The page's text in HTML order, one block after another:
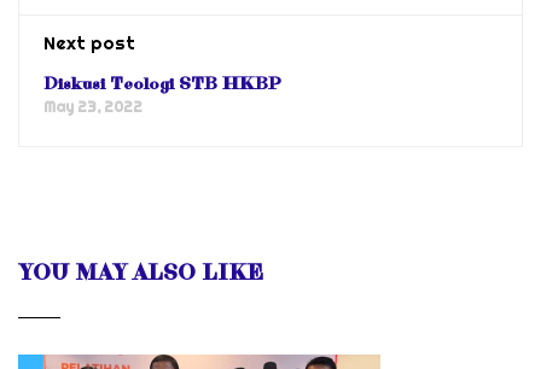
Next post
Diskusi Teologi STB HKBP
May 23, 2022
YOU MAY ALSO LIKE